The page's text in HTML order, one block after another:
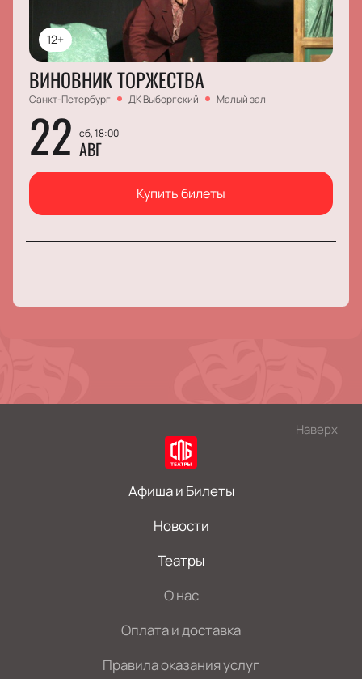
12+
ВИНОВНИК ТОРЖЕСТВА
Санкт-Петербург ДК Выборгский Малый зал
22 сб, 18:00
АВГ
Купить билеты
Наверх
Афиша и Билеты
Новости
Театры
О нас
Оплата и доставка
Правила оказания услуг